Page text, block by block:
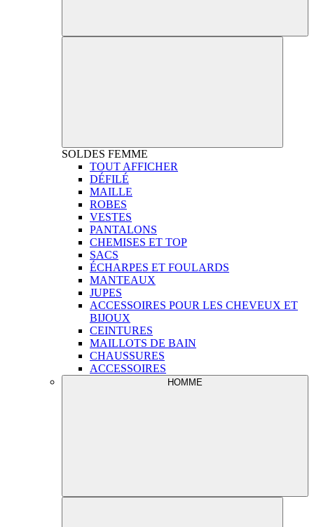
SOLDES FEMME
TOUT AFFICHER
DÉFILÉ
MAILLE
ROBES
VESTES
PANTALONS
CHEMISES ET TOP
SACS
ÉCHARPES ET FOULARDS
MANTEAUX
JUPES
ACCESSOIRES POUR LES CHEVEUX ET
BIJOUX
CEINTURES
MAILLOTS DE BAIN
CHAUSSURES
ACCESSOIRES
HOMME